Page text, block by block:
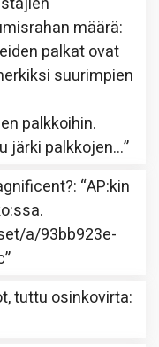
määrä:
palkat ovat
suurimpien
palkkoihin.
järki palkkojen…”
: “AP:kin
a/93bb923e-
”
tuttu osinkovirta: